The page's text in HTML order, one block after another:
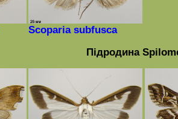
Scoparia subfusca
Підродина